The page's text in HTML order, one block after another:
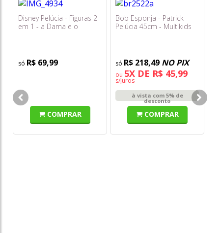
Disney Pelúcia - Figuras 2
em 1 - a Dama e o
R$ 69,99
COMPRAR
Bob Esponja - Patrick
Pelúcia 45cm - Multikids
R$ 218,49 NO PIX
ou 5X DE R$ 45,99
s/juros
à vista com 5% de
desconto
COMPRAR